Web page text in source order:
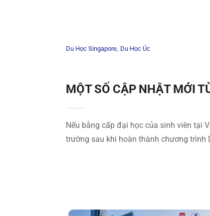
Du Học Singapore Du Học Úc
MỘT SỐ CẬP NHẬT MỚI
Nếu bằng cấp đại học của sinh viên tại
trường sau khi hoàn thành chương trình